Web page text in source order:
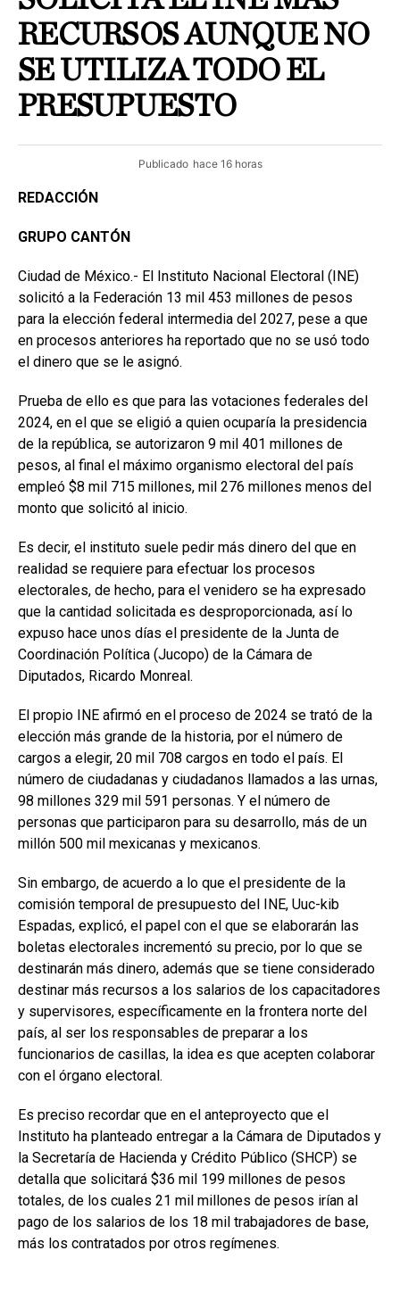
RECURSOS AUNQUE NO
SE UTILIZA TODO EL
PRESUPUESTO
Publicado hace 16 horas
REDACCIÓN
GRUPO CANTÓN
Ciudad de México.- El Instituto Nacional Electoral (INE)
solicitó a la Federación 13 mil 453 millones de pesos
para la elección federal intermedia del 2027, pese a que
en procesos anteriores ha reportado que no se usó todo
el dinero que se le asignó.
Prueba de ello es que para las votaciones federales del
2024, en el que se eligió a quien ocuparía la presidencia
de la república, se autorizaron 9 mil 401 millones de
pesos, al final el máximo organismo electoral del país
empleó $8 mil 715 millones, mil 276 millones menos del
monto que solicitó al inicio.
Es decir, el instituto suele pedir más dinero del que en
realidad se requiere para efectuar los procesos
electorales, de hecho, para el venidero se ha expresado
que la cantidad solicitada es desproporcionada, así lo
expuso hace unos días el presidente de la Junta de
Coordinación Política (Jucopo) de la Cámara de
Diputados, Ricardo Monreal.
El propio INE afirmó en el proceso de 2024 se trató de la
elección más grande de la historia, por el número de
cargos a elegir, 20 mil 708 cargos en todo el país. El
número de ciudadanas y ciudadanos llamados a las urnas,
98 millones 329 mil 591 personas. Y el número de
personas que participaron para su desarrollo, más de un
millón 500 mil mexicanas y mexicanos.
Sin embargo, de acuerdo a lo que el presidente de la
comisión temporal de presupuesto del INE, Uuc-kib
Espadas, explicó, el papel con el que se elaborarán las
boletas electorales incrementó su precio, por lo que se
destinarán más dinero, además que se tiene considerado
destinar más recursos a los salarios de los capacitadores
y supervisores, específicamente en la frontera norte del
país, al ser los responsables de preparar a los
funcionarios de casillas, la idea es que acepten colaborar
con el órgano electoral.
Es preciso recordar que en el anteproyecto que el
Instituto ha planteado entregar a la Cámara de Diputados y
la Secretaría de Hacienda y Crédito Público (SHCP) se
detalla que solicitará $36 mil 199 millones de pesos
totales, de los cuales 21 mil millones de pesos irían al
pago de los salarios de los 18 mil trabajadores de base,
más los contratados por otros regímenes.